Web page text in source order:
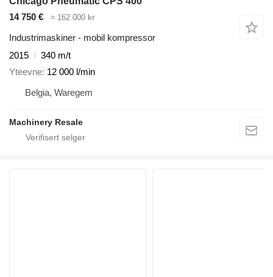
14 750 €
≈ 162 000 kr
Industrimaskiner - mobil kompressor
2015
340 m/t
Yteevne 12 000 l/min
Belgia, Waregem
Machinery Resale